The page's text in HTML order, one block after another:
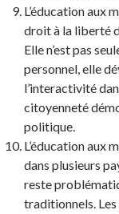
L’éducation aux
droit à la liberté
Elle n’est pas
personnel, elle
l’interactivité
citoyenneté
politique.
L’éducation aux
dans plusieurs
reste
traditionnels. Les